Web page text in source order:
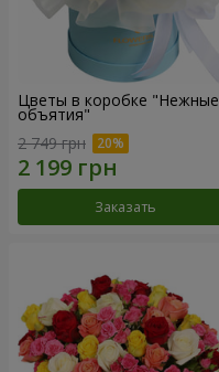
Цветы в коробке "Нежные
объятия"
2 749 грн
Заказать